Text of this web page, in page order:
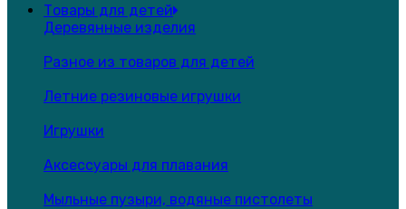
Товары для детей
Деревянные изделия
Разное из товаров для детей
Летние резиновые игрушки
Игрушки
Аксессуары для плавания
Мыльные пузыри, водяные пистолеты